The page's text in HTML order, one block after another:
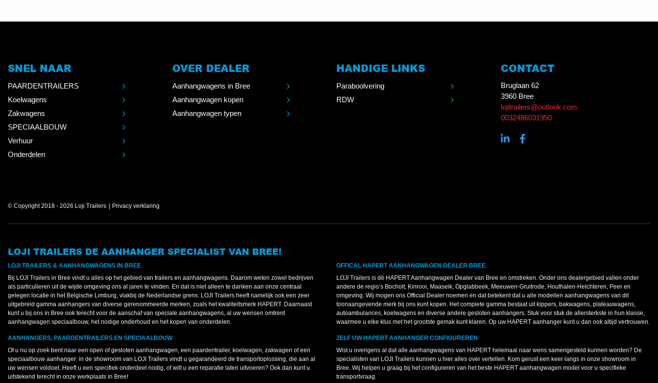
SNEL NAAR
PAARDENTRAILERS
Koelwagens
Zakwagens
SPECIAALBOUW
Verhuur
Onderdelen
OVER DEALER
Aanhangwagens in Bree
Aanhangwagen kopen
Aanhangwagen typen
HANDIGE LINKS
Paraboolvering
RDW
CONTACT
Bruglaan 62
3960 Bree
lojitrailers@outlook.com
0032486031950
© Copyright 2018 - 2026 Loji Trailers Privacy verklaring
LOJI TRAILERS DE AANHANGER SPECIALIST VAN BREE!
LOJI TRAILERS & AANHANGWAGENS IN BREE
Bij LOJI Trailers in Bree vindt u alles op het gebied van trailers en aanhangwagens. Daarom weten zowel bedrijven
als particulieren uit de wijde omgeving ons al jaren te vinden. En dat is niet alleen te danken aan onze centraal
gelegen locatie in het Belgische Limburg, vlakbij de Nederlandse grens. LOJI Trailers heeft namelijk ook een zeer
uitgebreid gamma aanhangers van diverse gerenommeerde merken, zoals het kwaliteitsmerk HAPERT. Daarnaast
kunt u bij ons in Bree ook terecht voor de aanschaf van speciale aanhangwagens, al uw wensen omtrent
aanhangwagen speciaalbouw, het nodige onderhoud en het kopen van onderdelen.
AANHANGERS, PAARDENTRAILERS EN SPECIAALBOUW
Of u nu op zoek bent naar een open of gesloten aanhangwagen, een paardentrailer, koelwagen, zakwagen of een
speciaalbouw aanhanger: in de showroom van LOJI Trailers vindt u gegarandeerd de transportoplossing, die aan al
uw wensen voldoet. Heeft u een specifiek onderdeel nodig, of wilt u een reparatie laten uitvoeren? Ook dan kunt u
uitstekend terecht in onze werkplaats in Bree!
OFFICAL HAPERT AANHANGWAGEN DEALER BREE
LOJI Trailers is dé HAPERT Aanhangwagen Dealer van Bree en omstreken. Onder ons dealergebied vallen onder
andere de regio’s Bocholt, Kinrooi, Maaseik, Opglabbeek, Meeuwen-Gruitrode, Houthalen-Helchteren, Peer en
omgeving. Wij mogen ons Official Dealer noemen en dat betekent dat u alle modellen aanhangwagens van dit
toonaangevende merk bij ons kunt kopen. Het complete gamma bestaat uit kippers, bakwagens, plateauwagens,
autoambulances, koelwagens en diverse andere gesloten aanhangers. Stuk voor stuk de allersterkste in hun klasse,
waarmee u elke klus met het grootste gemak kunt klaren. Op uw HAPERT aanhanger kunt u dan ook altijd vertrouwen.
ZELF UW HAPERT AANHANGER CONFIGUREREN
Wist u overigens al dat alle aanhangwagens van HAPERT helemaal naar wens samengesteld kunnen worden? De
specialisten van LOJI Trailers kunnen u hier alles over vertellen. Kom gerust een keer langs in onze showroom in
Bree. Wij helpen u graag bij het configureren van het beste HAPERT aanhangwagen model voor u specifieke
transportvraag.